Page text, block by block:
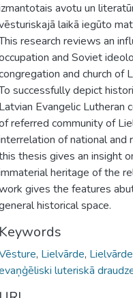
avotu un
laikā iegūto
research reviews an
and Soviet
and church
successfully depict
Latvian Evangelic Lutheran
referred community of
of national and
thesis gives an insight
heritage of the
gives the features
historical space.
Keywords
, Lielvārde,
luteriskā